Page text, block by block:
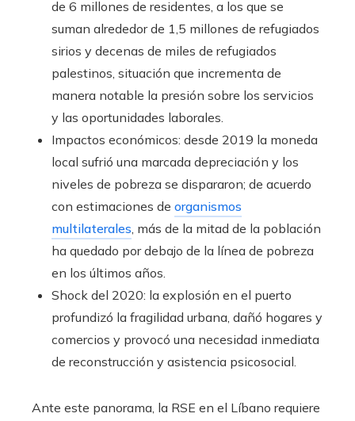
de 6 millones de residentes, a los que se
suman alrededor de 1,5 millones de refugiados
sirios y decenas de miles de refugiados
palestinos, situación que incrementa de
manera notable la presión sobre los servicios
y las oportunidades laborales.
Impactos económicos: desde 2019 la moneda
local sufrió una marcada depreciación y los
niveles de pobreza se dispararon; de acuerdo
con estimaciones de organismos
multilaterales, más de la mitad de la población
ha quedado por debajo de la línea de pobreza
en los últimos años.
Shock del 2020: la explosión en el puerto
profundizó la fragilidad urbana, dañó hogares y
comercios y provocó una necesidad inmediata
de reconstrucción y asistencia psicosocial.
Ante este panorama, la RSE en el Líbano requiere